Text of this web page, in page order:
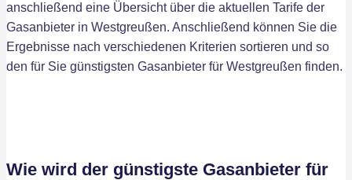
anschließend eine Übersicht über die aktuellen Tarife der
Gasanbieter in Westgreußen. Anschließend können Sie die
Ergebnisse nach verschiedenen Kriterien sortieren und so
den für Sie günstigsten Gasanbieter für Westgreußen finden.
Wie wird der günstigste Gasanbieter für